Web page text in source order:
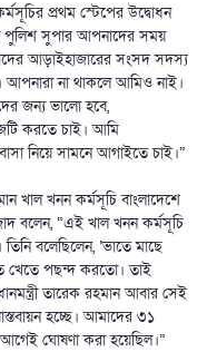
প্রথম স্টেপের উদ্বোধন
পুলিশ সুপার আপনাদের সময়
আড়াইহাজারের সংসদ সদস্য
না থাকলে আমিও নাই।
জন্য ভালো হবে,
করতে চাই। আমি
নিয়ে সামনে আগাইতে চাই।”
খাল খনন কর্মসূচি বাংলাদেশে
বলেন, “এই খাল খনন কর্মসূচি
বলেছিলেন, ‘ভাতে মাছে
খেতে পছন্দ করতো। তাই
তারেক রহমান আবার সেই
হচ্ছে। আমাদের ৩১
ঘোষণা করা হয়েছিল।”